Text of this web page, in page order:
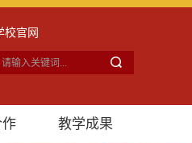
校官网
教学成果